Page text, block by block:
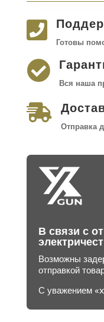

Готовы

Вся наша

Отправка
В связи с
Возможны
отправкой
С уважением